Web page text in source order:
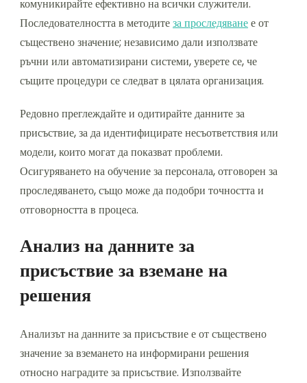
комуникирайте ефективно на всички служители.
Последователността в методитеза проследяванее от
съществено значение; независимо дали използвате
ръчни или автоматизирани системи, уверете се, че
същите процедури се следват в цялата организация.
Редовно преглеждайте и одитирайте данните за
присъствие, за да идентифицирате несъответствия или
модели, които могат да показват проблеми.
Осигуряването на обучение за персонала, отговорен за
проследяването, също може да подобри точността и
отговорността в процеса.
Анализ на данните за
присъствие за вземане на
решения
Анализът на данните за присъствие е от съществено
значение за вземането на информирани решения
относно наградите за присъствие. Използвайте